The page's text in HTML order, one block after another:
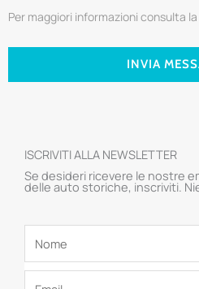
Per maggiori informazioni consulta
INVIA
ISCRIVITI ALLA NEWSLETTER
Se desideri ricevere le nostre
delle auto storiche, inscriviti.